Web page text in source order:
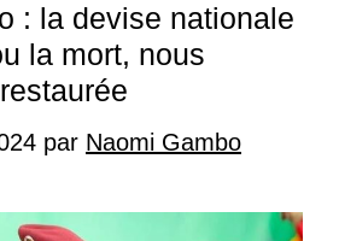
: la devise nationale
la mort, nous
par Naomi Gambo